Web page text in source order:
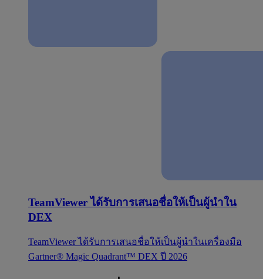
TeamViewer ได้รับการเสนอชื่อให้เป็นผู้นำใน
DEX
TeamViewer ได้รับการเสนอชื่อให้เป็นผู้นำในเครื่องมือ
Gartner® Magic Quadrant™ DEX ปี 2026